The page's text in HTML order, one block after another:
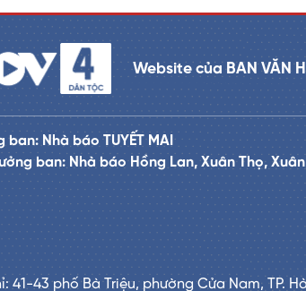
Website của BAN VĂN
ban: Nhà báo TUYẾT MAI
ban: Nhà báo Hồng Lan, Xuân Thọ,
41-43 phố Bà Triệu, phường Cửa Nam, TP.